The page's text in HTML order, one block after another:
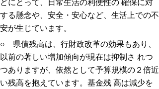
どにとって、日常生活の利便性の 確保に対
する懸念や、安全・安心など、生活上での不
安が生じています。
○ 県債残高は、行財政改革の効果もあり、
以前の著しい増加傾向が現在は抑制さ れつ
つありますが、依然として予算規模の２倍近
い残高を抱えています。基金残 高は減少を